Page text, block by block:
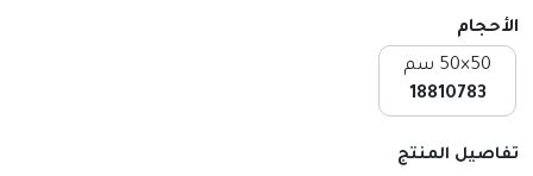
الأحجام
50×50 سم
18810783
تفاصيل المنتج